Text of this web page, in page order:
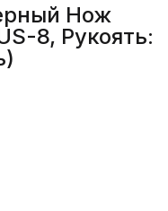
Нож
8, Рукоять: